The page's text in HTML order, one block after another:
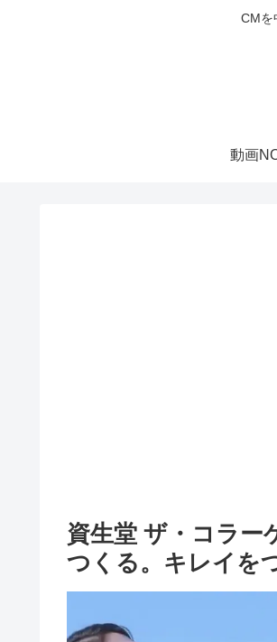
CMを
動画
資生堂 ザ・コラー
つくる。キレイを